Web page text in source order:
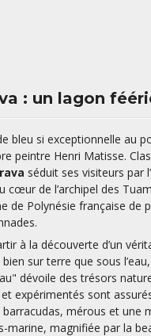
: un lagon
bleu si exceptionnelle au
peintre Henri Matisse.
séduit ses visiteurs par
cœur de l’archipel des
de Polynésie française de
à la découverte d’un
sur terre que sous
dévoile des trésors
expérimentés sont
mérous et une
marine, magnifiée par la